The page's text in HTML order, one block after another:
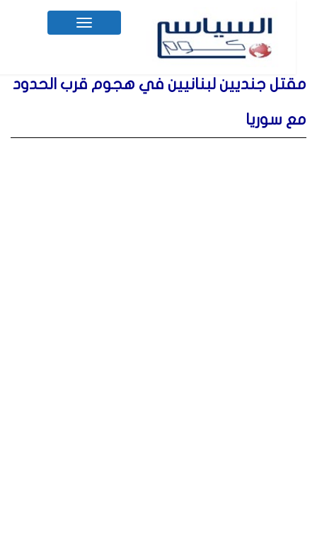
Toggle
navigation
مقتل جنديين لبنانيين في هجوم قرب الحدود
مع سوريا